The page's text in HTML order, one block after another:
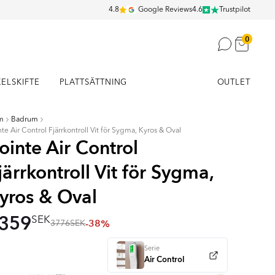
4.8 Google Reviews4.6 Trustpilot
0
PLATTSÄTTNING OUTLET
Badrum
Air Control Fjärrkontroll Vit för Sygma, Kyros & Oval
Air Control
Vit för Sygma,
& Oval
SEK3776SEK-38%
Serie
Air Control